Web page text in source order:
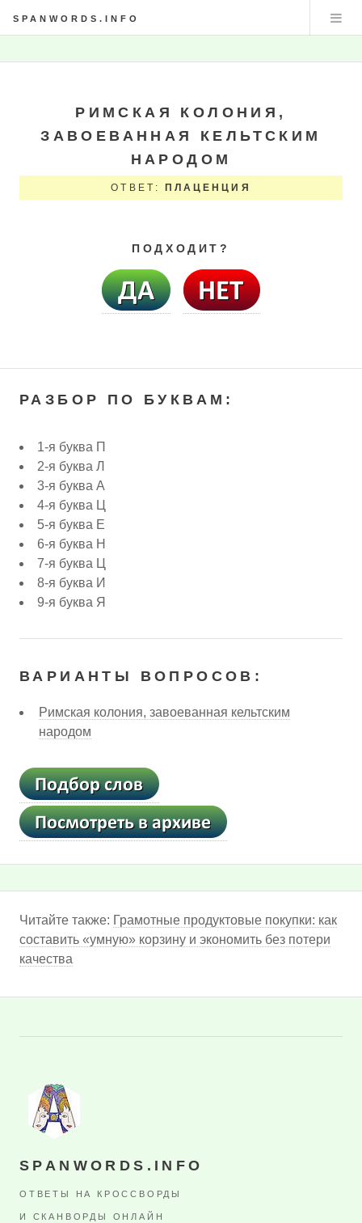
SPANWORDS.INFO
РИМСКАЯ КОЛОНИЯ,
ЗАВОЕВАННАЯ КЕЛЬТСКИМ
НАРОДОМ
ОТВЕТ: ПЛАЦЕНЦИЯ
ПОДХОДИТ?
РАЗБОР ПО БУКВАМ:
1-я буква П
2-я буква Л
3-я буква А
4-я буква Ц
5-я буква Е
6-я буква Н
7-я буква Ц
8-я буква И
9-я буква Я
ВАРИАНТЫ ВОПРОСОВ:
Римская колония, завоеванная кельтским
народом
Читайте также: Грамотные продуктовые покупки: как
составить «умную» корзину и экономить без потери
качества
SPANWORDS.INFO
ОТВЕТЫ НА КРОССВОРДЫ
И СКАНВОРДЫ ОНЛАЙН